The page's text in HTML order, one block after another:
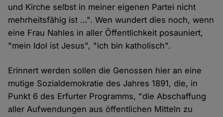
und Kirche selbst in meiner eigenen Partei nicht
mehrheitsfähig ist …". Wen wundert dies noch, wenn
eine Frau Nahles in aller Öffentlichkeit posauniert,
"mein Idol ist Jesus", "ich bin katholisch".
Erinnert werden sollen die Genossen hier an eine
mutige Sozialdemokratie des Jahres 1891, die, in
Punkt 6 des Erfurter Programms, "die Abschaffung
aller Aufwendungen aus öffentlichen Mitteln zu